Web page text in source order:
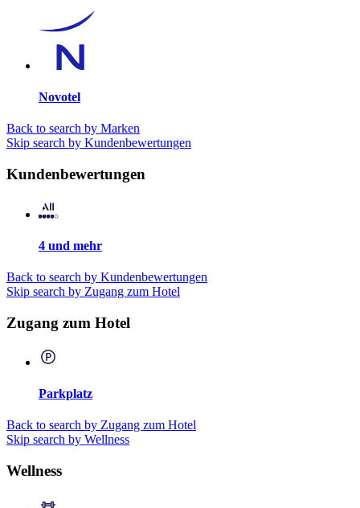
Novotel
Back to search by Marken
Skip search by Kundenbewertungen
Kundenbewertungen
4 und mehr
Back to search by Kundenbewertungen
Skip search by Zugang zum Hotel
Zugang zum Hotel
Parkplatz
Back to search by Zugang zum Hotel
Skip search by Wellness
Wellness